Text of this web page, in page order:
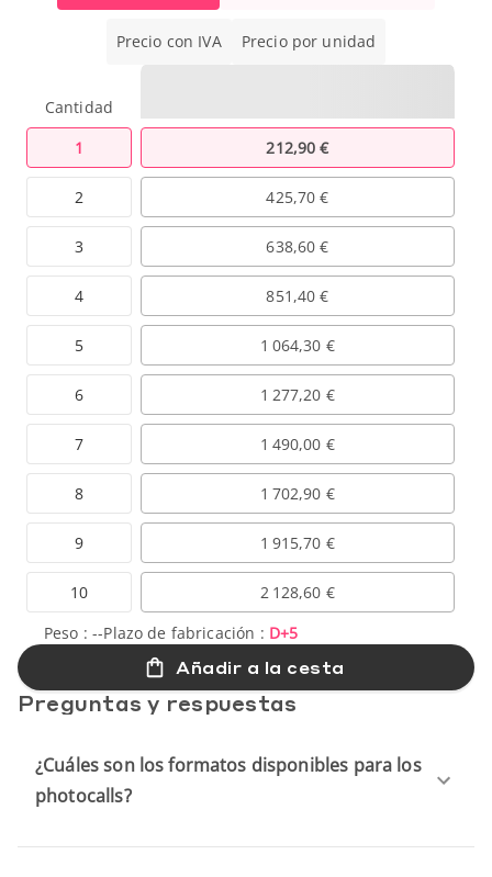
Precio con IVA Precio por unidad
Cantidad
1
2
3
4
5
6
7
8
9
10
212,90 €
425,70 €
638,60 €
851,40 €
1 064,30 €
1 277,20 €
1 490,00 €
1 702,90 €
1 915,70 €
2 128,60 €
Peso :--Plazo de fabricación : D+5
Añadir a la cesta
Preguntas y respuestas
¿Cuáles son los formatos disponibles para los
photocalls?